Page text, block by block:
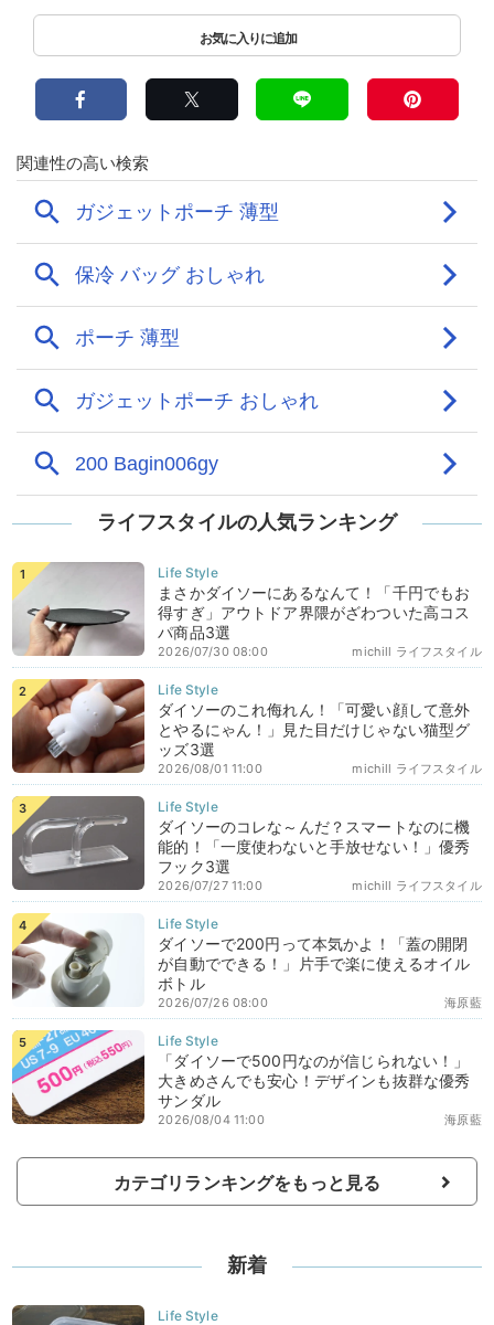
ライフスタイルの人気ランキング
まさかダイソーにあるなんて！「千円でもお
得すぎ」アウトドア界隈がざわついた高コス
パ商品3選
michill ライフスタイル
2026/07/30 08:00
ダイソーのこれ侮れん！「可愛い顔して意外
とやるにゃん！」見た目だけじゃない猫型グ
ッズ3選
michill ライフスタイル
2026/08/01 11:00
ダイソーのコレな～んだ？スマートなのに機
能的！「一度使わないと手放せない！」優秀
フック3選
michill ライフスタイル
2026/07/27 11:00
ダイソーで200円って本気かよ！「蓋の開閉
が自動でできる！」片手で楽に使えるオイル
ボトル
海原藍
2026/07/26 08:00
「ダイソーで500円なのが信じられない！」
大きめさんでも安心！デザインも抜群な優秀
サンダル
海原藍
2026/08/04 11:00
カテゴリランキングをもっと見る
新着